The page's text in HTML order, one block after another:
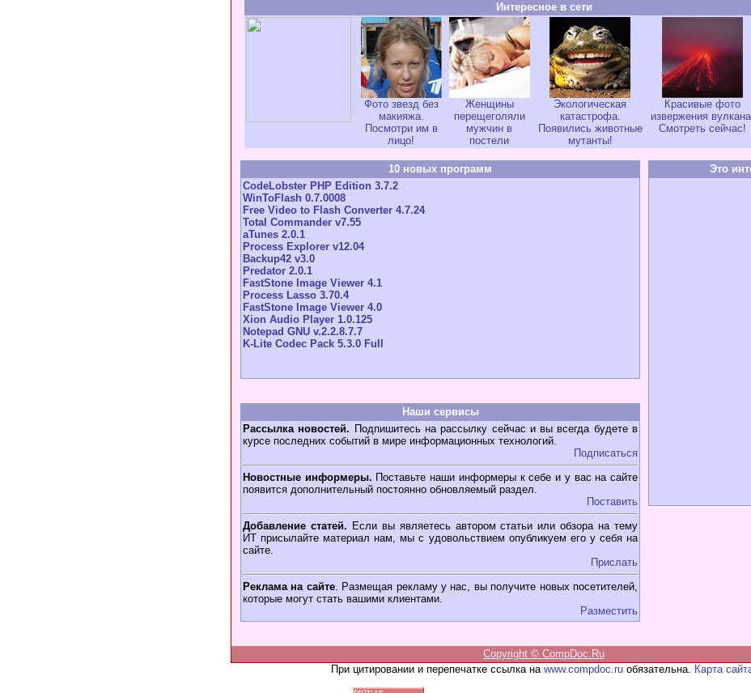
Интересное в сети
Фото звезд без
макияжа.
Посмотри им в
лицо!
Женщины
перещеголяли
мужчин в
постели
Экологическая
катастрофа.
Появились животные
мутанты!
Красивые фото
извержения
Смотреть сейчас!
10 новых программ
CodeLobster PHP Edition 3.7.2
WinToFlash 0.7.0008
Free Video to Flash Converter 4.7.24
Total Commander v7.55
aTunes 2.0.1
Process Explorer v12.04
Backup42 v3.0
Predator 2.0.1
FastStone Image Viewer 4.1
Process Lasso 3.70.4
FastStone Image Viewer 4.0
Xion Audio Player 1.0.125
Notepad GNU v.2.2.8.7.7
K-Lite Codec Pack 5.3.0 Full
Наши сервисы
Рассылка новостей. Подпишитесь на рассылку сейчас и вы всегда будете в
курсе последних событий в мире информационных технологий.
Подписаться
Новостные информеры. Поставьте наши информеры к себе и у вас на сайте
появится дополнительный постоянно обновляемый раздел.
Поставить
Добавление статей. Если вы являетесь автором статьи или обзора на тему
ИТ присылайте материал нам, мы с удовольствием опубликуем его у себя на
сайте.
Прислать
Реклама на сайте. Размещая рекламу у нас, вы получите новых посетителей,
которые могут стать вашими клиентами.
Разместить
Это
Copyright © CompDoc.Ru
При цитировании и перепечатке ссылка на www.compdoc.ru обязательна. Карта